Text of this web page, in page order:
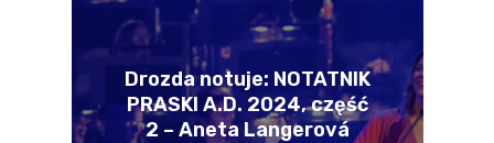
Drozda notuje: NOTATNIK
PRASKI A.D. 2024, część
2 – Aneta Langerová